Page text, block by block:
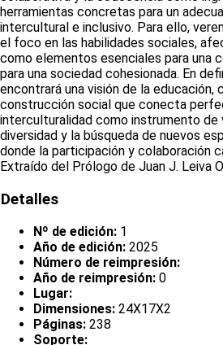
herramientas concretas para un
intercultural e inclusivo. Para ello,
el foco en las habilidades sociales,
como elementos esenciales para una
para una sociedad cohesionada. En
encontrará una visión de la educación,
construcción social que conecta
interculturalidad como instrumento de
diversidad y la búsqueda de nuevos
donde la participación y colaboración
Extraído del Prólogo de Juan J. Leiva
Detalles
Nº de edición: 1
Año de edición: 2025
Número de reimpresión:
Año de reimpresión: 0
Lugar:
Dimensiones: 24X17X2
Páginas: 238
Soporte: